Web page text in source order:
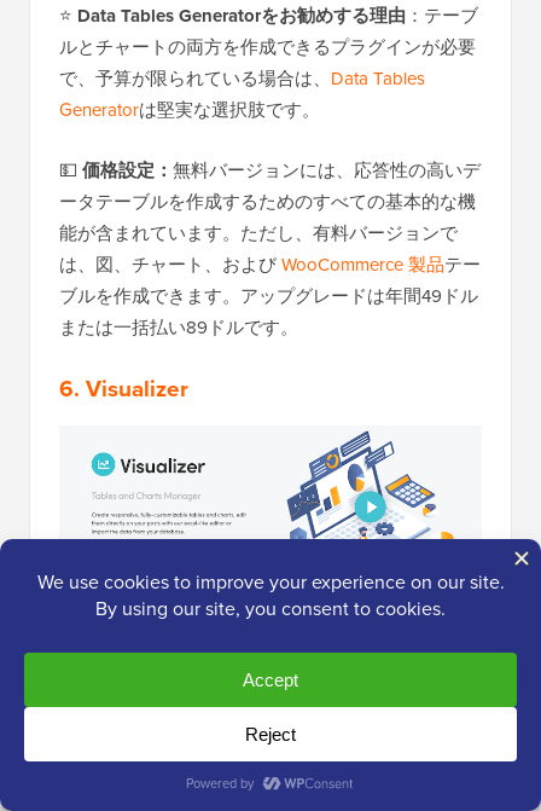
⭐ Data Tables Generatorをお勧めする理由 ：テーブ
ルとチャートの両方を作成できるプラグインが必要
で、予算が限られている場合は、 Data Tables
Generatorは堅実な選択肢です。
💵 価格設定： 無料バージョンには、応答性の高いデ
ータテーブルを作成するためのすべての基本的な機
能が含まれています。ただし、有料バージョンで
は、図、チャート、およびWooCommerce 製品テー
ブルを作成できます。アップグレードは年間49ドル
または一括払い89ドルです。
6. Visualizer
Visualizerは、機能が豊富で使いやすいテーブルおよ
びチャートプラグインです。データを視覚的に魅力
的な方法で提示したいいくつかのブログ投稿でテス
トしました。特に印象的で、幅広いカスタマイズオ
プションがあります。